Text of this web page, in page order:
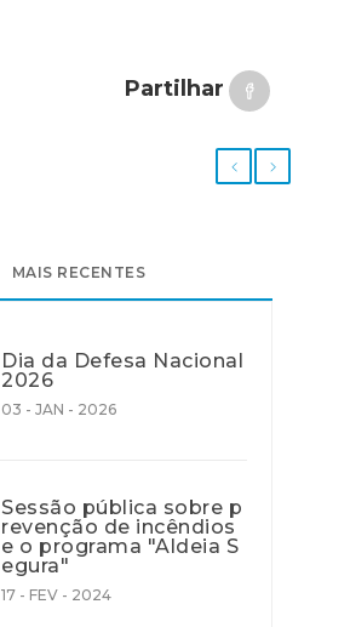
Partilhar
MAIS RECENTES
Dia da Defesa Nacional
2026
03 - JAN - 2026
Sessão pública sobre p
revenção de incêndios
e o programa "Aldeia S
egura"
17 - FEV - 2024